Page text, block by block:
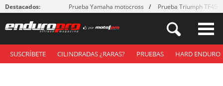
Destacados: Prueba Yamaha motocross Prueba Triumph
SUSCRÍBETE CILINDRADAS ¿RARAS? PRUEBAS HARD ENDURO